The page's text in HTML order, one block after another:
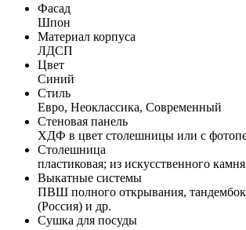
Фасад
Шпон
Материал корпуса
ЛДСП
Цвет
Синий
Стиль
Евро, Неоклассика, Современный
Стеновая панель
ХДФ в цвет столешницы или с
Столешница
пластиковая; из искусственного камня
Выкатные системы
ПВШ полного открывания,
(Россия) и др.
Сушка для посуды